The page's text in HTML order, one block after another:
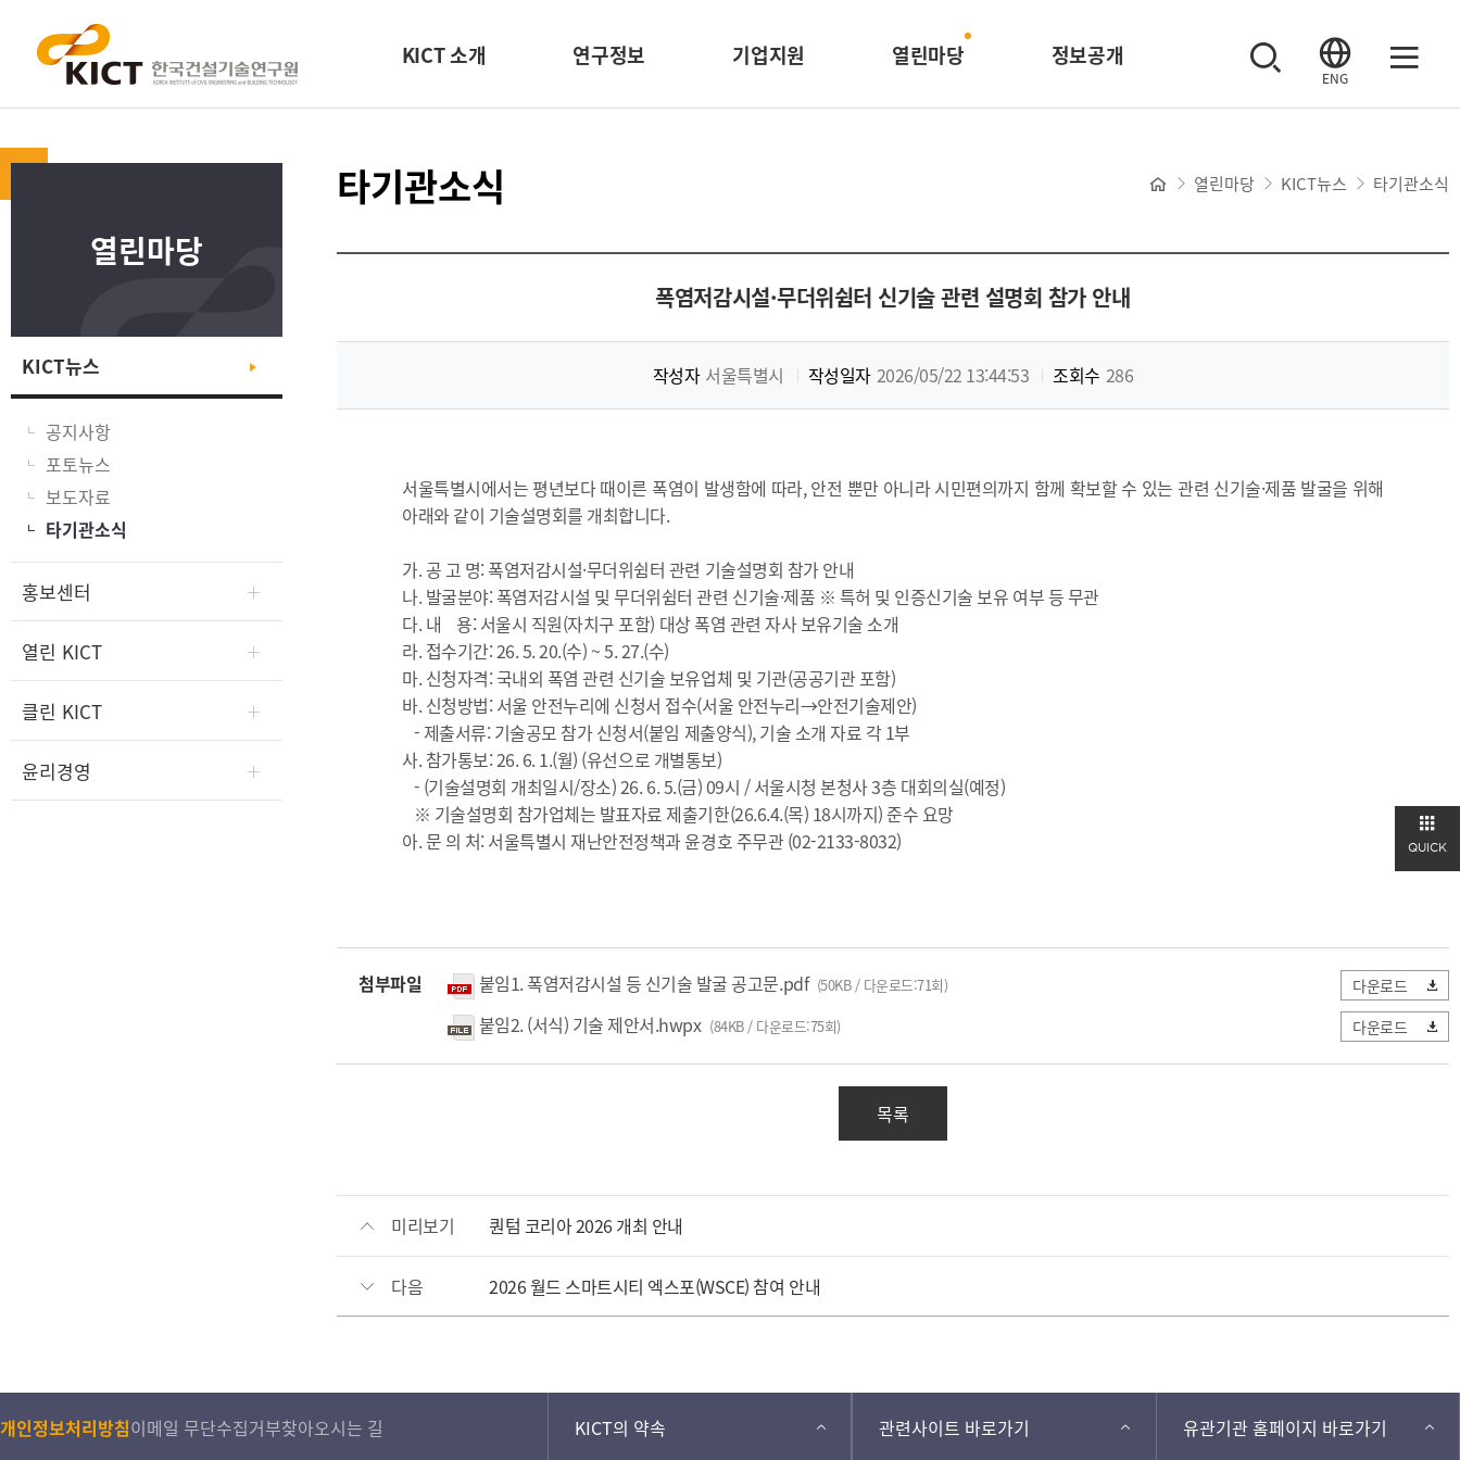
KICT 소개 연구정보 기업지원 열린마당 정보공개
ENG
열린마당
KICT뉴스
공지사항
포토뉴스
보도자료
타기관소식
홍보센터
열린 KICT
클린 KICT
윤리경영
타기관소식 열린마당 KICT뉴스 타기관소식
폭염저감시설·무더위쉼터 신기술 관련 설명회 참가 안내
작성자 서울특별시 작성일자 2026/05/22 13:44:53 조회수 286
서울특별시에서는 평년보다 때이른 폭염이 발생함에 따라, 안전 뿐만 아니라 시민편의까지 함께 확보할 수 있는 관련 신기술·제품 발굴을 위해
아래와 같이 기술설명회를 개최합니다.
가. 공 고 명: 폭염저감시설·무더위쉼터 관련 기술설명회 참가 안내
나. 발굴분야: 폭염저감시설 및 무더위쉼터 관련 신기술·제품 ※ 특허 및 인증신기술 보유 여부 등 무관
다. 내 용: 서울시 직원(자치구 포함) 대상 폭염 관련 자사 보유기술 소개
라. 접수기간: 26. 5. 20.(수) ~ 5. 27.(수)
마. 신청자격: 국내외 폭염 관련 신기술 보유업체 및 기관(공공기관 포함)
바. 신청방법: 서울 안전누리에 신청서 접수(서울 안전누리→안전기술제안)
- 제출서류: 기술공모 참가 신청서(붙임 제출양식), 기술 소개 자료 각 1부
사. 참가통보: 26. 6. 1.(월) (유선으로 개별통보)
- (기술설명회 개최일시/장소) 26. 6. 5.(금) 09시 / 서울시청 본청사 3층 대회의실(예정)
※ 기술설명회 참가업체는 발표자료 제출기한(26.6.4.(목) 18시까지) 준수 요망
아. 문 의 처: 서울특별시 재난안전정책과 윤경호 주무관 (02-2133-8032)
첨부파일 붙임1. 폭염저감시설 등 신기술 발굴 공고문.pdf (50KB / 다운로드:71회) 다운로드
붙임2. (서식) 기술 제안서.hwpx (84KB / 다운로드:75회) 다운로드
목록
미리보기 퀀텀 코리아 2026 개최 안내
다음 2026 월드 스마트시티 엑스포(WSCE) 참여 안내
QUICK
개인정보처리방침이메일 무단수집거부찾아오시는 길 KICT의 약속 관련사이트 바로가기 유관기관 홈페이지 바로가기